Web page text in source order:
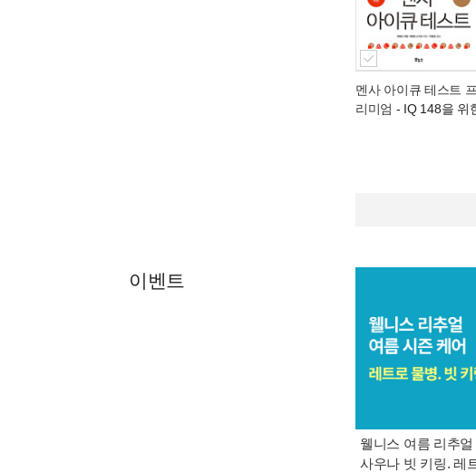
멘사 아이큐 테스트 프
리미엄 - IQ 148을 위
이벤트
웰니스 여름 리추
사우나 빗 키링. 레